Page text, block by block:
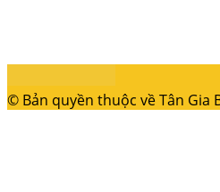
© Bản quyền thuộc về Tân Gia